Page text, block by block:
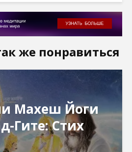
же понравиться
Махеш Йоги
Гите: Стих